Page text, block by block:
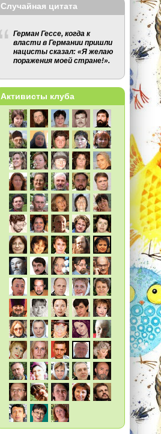
Случайная цитата
Герман Гессе, когда к
власти в Германии пришли
нацисты сказал: «Я желаю
поражения моей стране!».
Активисты клуба